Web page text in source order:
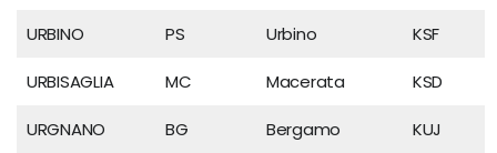
URBINO PS Urbino KSF
URBISAGLIA MC Macerata KSD
URGNANO BG Bergamo KUJ